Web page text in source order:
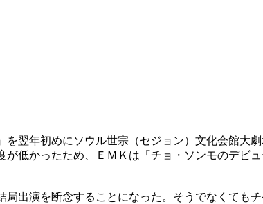
翌年初めにソウル世宗（セジョン）文化会館大
低かったため、ＥＭＫは「チョ・ソンモのデビ
出演を断念することになった。そうでなくても